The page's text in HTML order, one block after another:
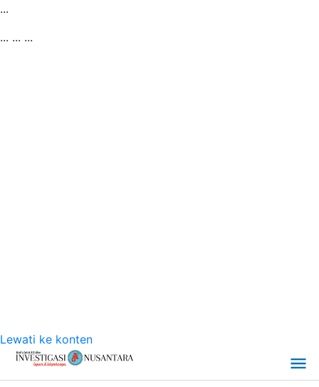
...
... ... ...
Lewati ke konten